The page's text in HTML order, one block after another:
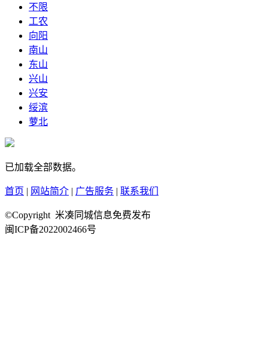
不限
工农
向阳
南山
东山
兴山
兴安
绥滨
萝北
已加载全部数据。
首页 | 网站简介 | 广告服务 | 联系我们
©Copyright 米凑同城信息免费发布
闽ICP备2022002466号